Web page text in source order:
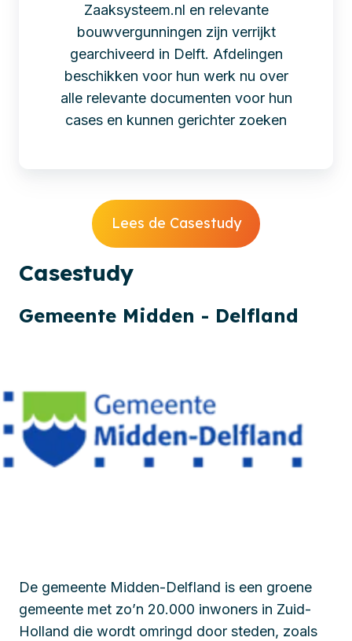
Zaaksysteem.nl en relevante
bouwvergunningen zijn verrijkt
gearchiveerd in Delft. Afdelingen
beschikken voor hun werk nu over
alle relevante documenten voor hun
cases en kunnen gerichter zoeken
Lees de Casestudy
Casestudy
Gemeente Midden - Delfland
De gemeente Midden-Delfland is een groene
gemeente met zo’n 20.000 inwoners in Zuid-
Holland die wordt omringd door steden, zoals